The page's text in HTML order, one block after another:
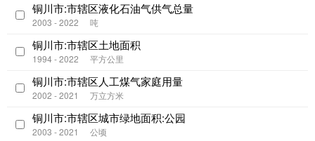
铜川市:市辖区液化石油气供气总量
2003 - 2022 吨
铜川市:市辖区土地面积
1994 - 2022 平方公里
铜川市:市辖区人工煤气家庭用量
2002 - 2021 万立方米
铜川市:市辖区城市绿地面积:公园
2003 - 2021 公顷